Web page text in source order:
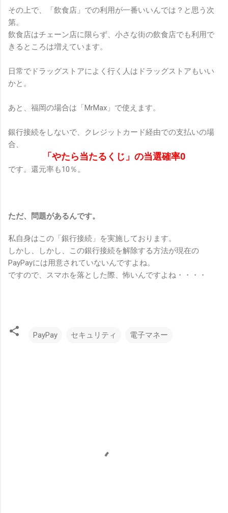
その上で、「飲食店」での利用が一番いいんでは？と思う次
第。
飲食店はチェーン店に限らず、小さな街の飲食店でも利用で
きるところは増えています。
日常でドラッグストアによく行く人はドラッグストアもいい
かと。
あと、福岡の場合は「MrMax」で使えます。
銀行接続をしないで、クレジットカード経由での支払いの場
合、
「やたら当たるくじ」の当選確率0
です。還元率も10％。
ただ、問題があるんです。
私自身はこの「銀行接続」を実施しております。
しかし、しかし、この銀行接続を解除する方法が現在の
PayPayには用意されていないんですよね。
ですので、スマホを落とした際、怖いんですよね・・・・
PayPay セキュリティ 電子マネー